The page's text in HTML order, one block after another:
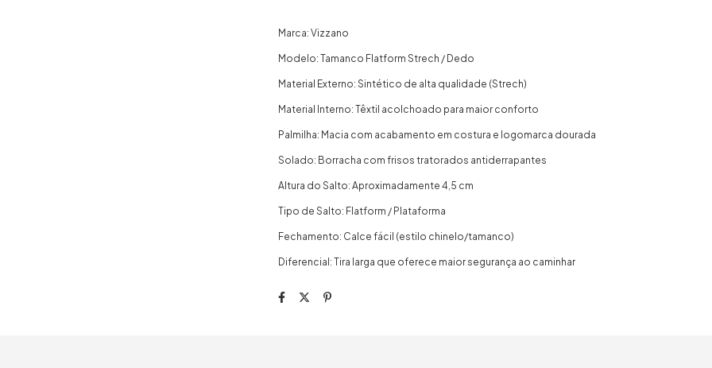
Marca: Vizzano
Modelo: Tamanco Flatform Strech / Dedo
Material Externo: Sintético de alta qualidade (Strech)
Material Interno: Têxtil acolchoado para maior conforto
Palmilha: Macia com acabamento em costura e logomarca dourada
Solado: Borracha com frisos tratorados antiderrapantes
Altura do Salto: Aproximadamente 4,5 cm
Tipo de Salto: Flatform / Plataforma
Fechamento: Calce fácil (estilo chinelo/tamanco)
Diferencial: Tira larga que oferece maior segurança ao caminhar